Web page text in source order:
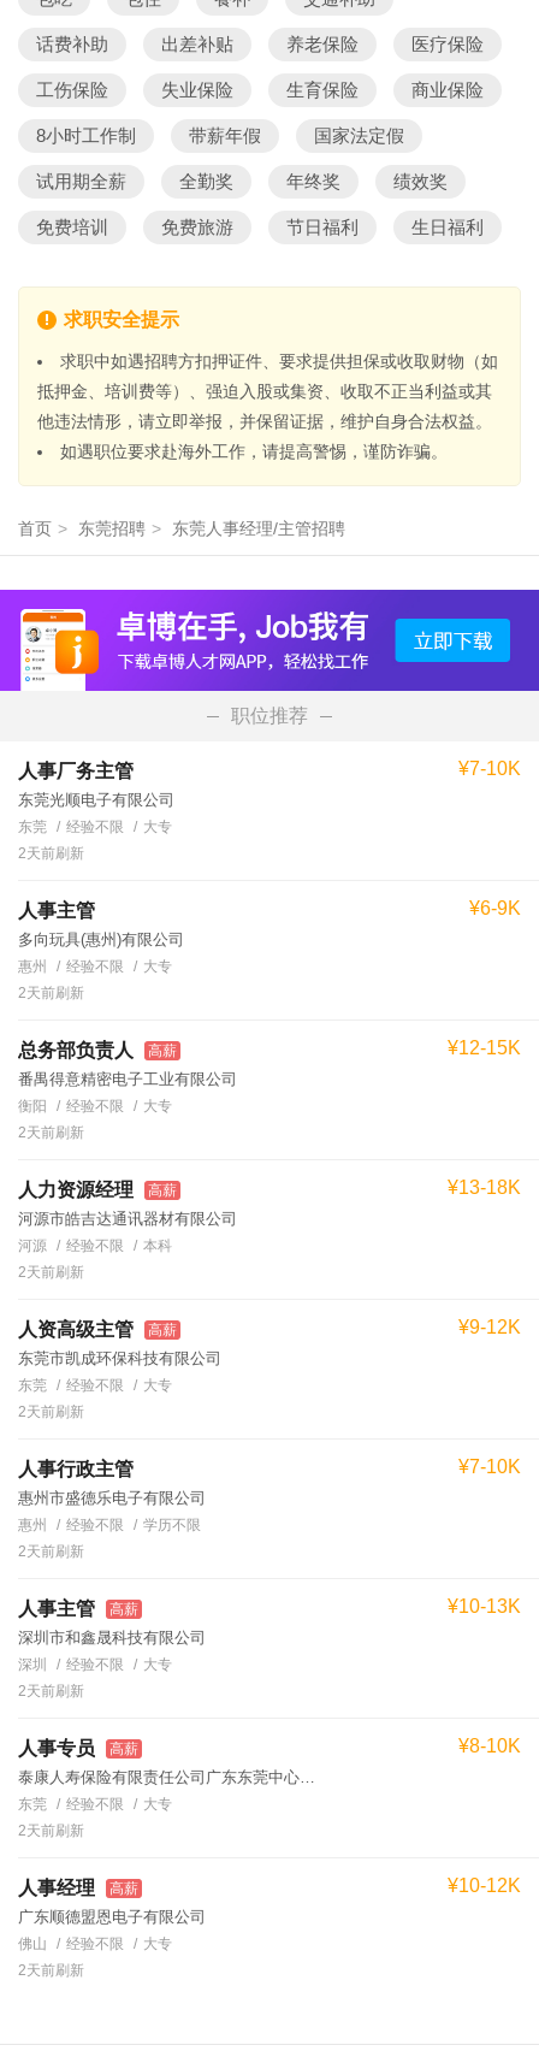
话费补助 出差补贴 养老保险 医疗保险
工伤保险 失业保险 生育保险 商业保险
8小时工作制 带薪年假 国家法定假
试用期全薪 全勤奖 年终奖 绩效奖
免费培训 免费旅游 节日福利 生日福利
求职安全提示
求职中如遇招聘方扣押证件、要求提供担保或收取财物（如
抵押金、培训费等）、强迫入股或集资、收取不正当利益或其
他违法情形，请立即举报，并保留证据，维护自身合法权益。
如遇职位要求赴海外工作，请提高警惕，谨防诈骗。
首页 > 东莞招聘 > 东莞人事经理/主管招聘
职位推荐
人事厂务主管
东莞光顺电子有限公司
¥7-10K
东莞 经验不限
大专
2天前刷新
人事主管
多向玩具(惠州)有限公司
¥6-9K
惠州 经验不限
大专
2天前刷新
总务部负责人 高薪
番禺得意精密电子工业有限公司
¥12-15K
衡阳 经验不限
大专
2天前刷新
人力资源经理 高薪
河源市皓吉达通讯器材有限公司
¥13-18K
河源 经验不限
本科
2天前刷新
人资高级主管 高薪
东莞市凯成环保科技有限公司
¥9-12K
东莞 经验不限
大专
2天前刷新
人事行政主管
惠州市盛德乐电子有限公司
¥7-10K
惠州 经验不限
学历不限
2天前刷新
人事主管 高薪
深圳市和鑫晟科技有限公司
¥10-13K
深圳 经验不限
大专
2天前刷新
人事专员 高薪 ¥8-10K
东莞 经验不限
大专
2天前刷新
人事经理 高薪
广东顺德盟恩电子有限公司
¥10-12K
佛山 经验不限
大专
2天前刷新